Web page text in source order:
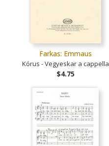
Farkas: Emmaus
Kórus - Vegyeskar a cappella
$4.75